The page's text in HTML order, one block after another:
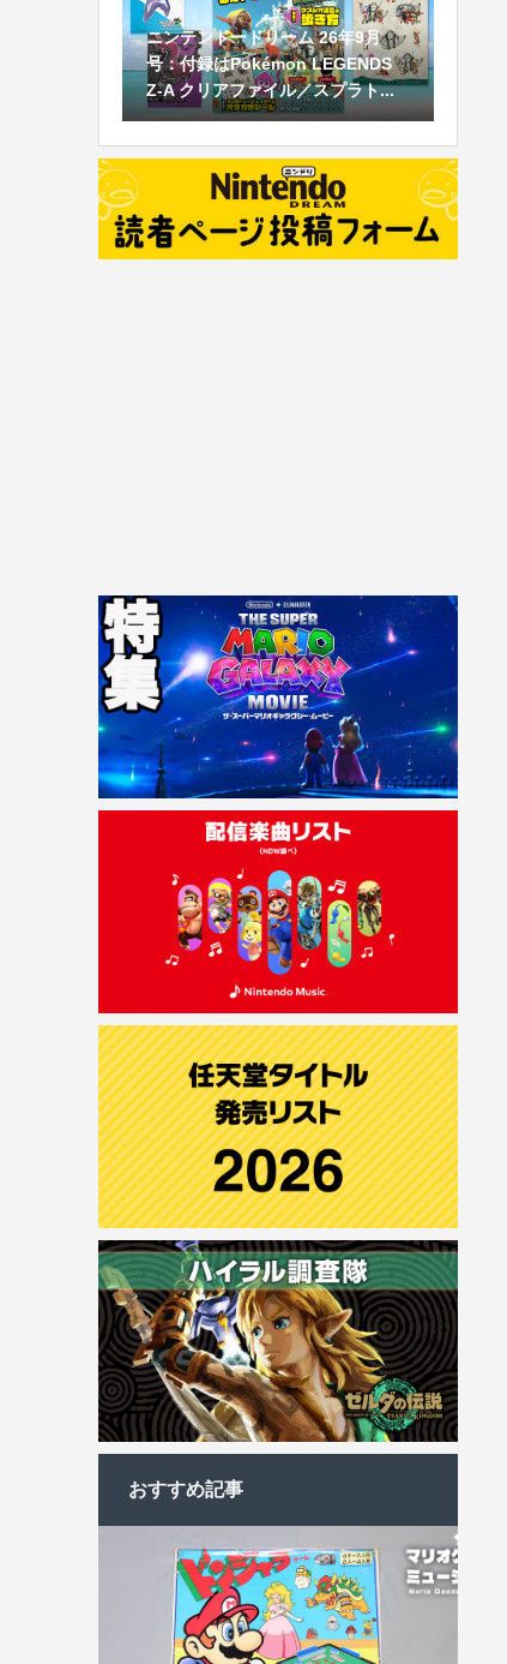
ニンテンドードリーム 26年9月
号：付録はPokémon LEGENDS
Z-A クリアファイル／スプラト...
おすすめ記事